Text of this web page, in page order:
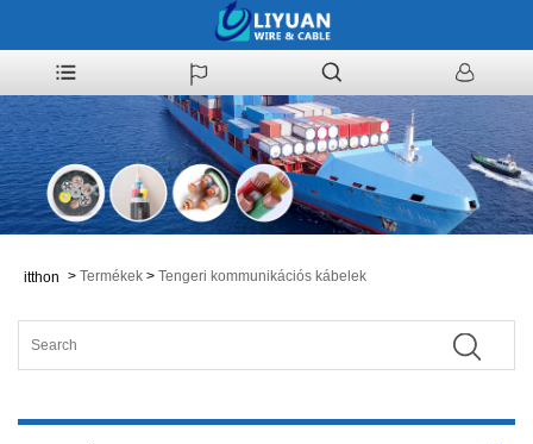
itthon > Termékek > Tengeri kommunikációs kábelek